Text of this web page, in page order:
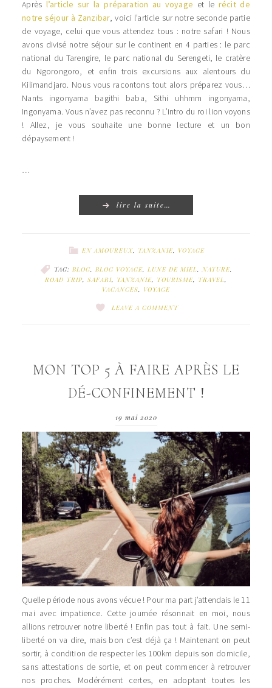
Après l’article sur la préparation au voyage et le récit de
notre séjour à Zanzibar, voici l’article sur notre seconde partie
de voyage, celui que vous attendez tous : notre safari ! Nous
avons divisé notre séjour sur le continent en 4 parties : le parc
national du Tarengire, le parc national du Serengeti, le cratère
du Ngorongoro, et enfin trois excursions aux alentours du
Kilimandjaro. Nous vous racontons tout alors préparez vous…
Nants ingonyama bagithi baba, Sithi uhhmm ingonyama,
Ingonyama. Vous n’avez pas reconnu ? L’intro du roi lion voyons
! Allez, je vous souhaite une bonne lecture et un bon
dépaysement !
…
lire la suite…
EN AMOUREUX, TANZANIE, VOYAGE
TAG: BLOG, BLOG VOYAGE, LUNE DE MIEL,NATURE,
ROAD TRIP, SAFARI, TANZANIE, TOURISME, TRAVEL,
VACANCES, VOYAGE
LEAVE A COMMENT
MON TOP 5 À FAIRE APRÈS LE
DÉ-CONFINEMENT !
19 mai 2020
Quelle période nous avons vécue ! Pour ma part j’attendais le 11
mai avec impatience. Cette journée résonnait en moi, nous
allions retrouver notre liberté ! Enfin pas tout à fait. Une semi-
liberté on va dire, mais bon c’est déjà ça ! Maintenant on peut
sortir, à condition de respecter les 100km depuis son domicile,
sans attestations de sortie, et on peut commencer à retrouver
nos proches. Modérément certes, en adoptant toutes les